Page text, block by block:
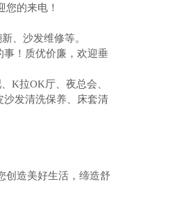
的来电！
、沙发维修等。
事！质优价廉，欢迎垂
K拉OK厅、夜总会、
发清洗保养、床套清
创造美好生活，缔造舒